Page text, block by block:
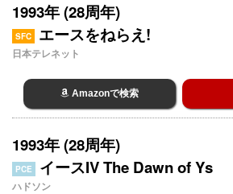
1993年 (28周年)
SFC エースをねらえ!
日本テレネット
Amazonで検索
1993年 (28周年)
PCE イースIV The Dawn of Ys
ハドソン